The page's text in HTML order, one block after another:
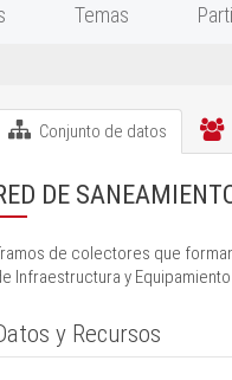
Temas
Conjunto de datos
DE
de colectores que
Infraestructura y
y Recursos